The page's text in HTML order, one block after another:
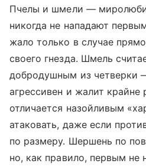
Пчелы и шмели —
никогда не нападают
жало только в случае
своего гнезда. Шмель
добродушным из четверки
агрессивен и жалит крайне
отличается назойливым
атаковать, даже если
по размеру. Шершень по
но, как правило, первым не